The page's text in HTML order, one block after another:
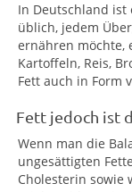
In Deutschland ist
üblich, jedem
ernähren möchte,
Kartoffeln, Reis,
Fett auch in Form
Fett jedoch ist
Wenn man die
ungesättigten
Cholesterin sowie